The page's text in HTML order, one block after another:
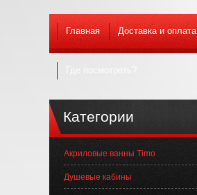
Главная Доставка и оплата
Категории
Акриловые ванны Timo
Душевые кабины